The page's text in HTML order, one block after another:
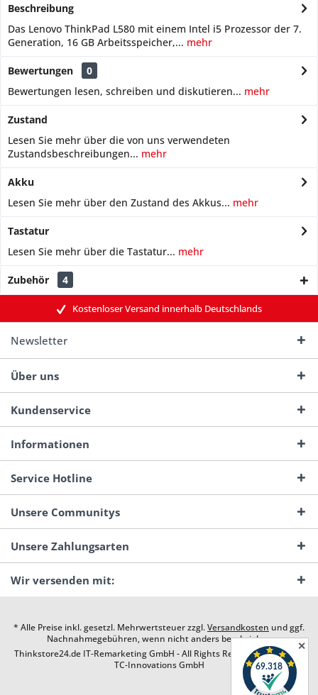
Beschreibung
Das Lenovo ThinkPad L580 mit einem Intel i5 Prozessor der 7.
Generation, 16 GB Arbeitsspeicher,... mehr
Bewertungen
0
Bewertungen lesen, schreiben und diskutieren... mehr
Zustand
Lesen Sie mehr über die von uns verwendeten
Zustandsbeschreibungen... mehr
Akku
Lesen Sie mehr über den Zustand des Akkus... mehr
Tastatur
Lesen Sie mehr über die Tastatur... mehr
Zubehör 4
Kostenloser Versand innerhalb Deutschlands
Newsletter
Über uns
Kundenservice
Informationen
Service Hotline
Unsere Communitys
Unsere Zahlungsarten
Wir versenden mit:
* Alle Preise inkl. gesetzl. Mehrwertsteuer zzgl.Versandkosten und ggf.
Nachnahmegebühren, wenn nicht anders beschrieben
Thinkstore24.de IT-Remarketing GmbH - All Rights Reserved. Design by
TC-Innovations GmbH
✕